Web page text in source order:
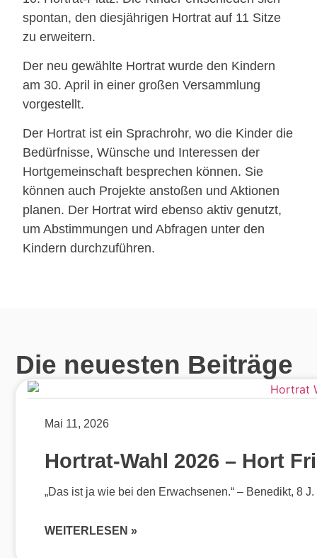
spontan, den diesjährigen Hortrat auf 11 Sitze
zu erweitern.
Der neu gewählte Hortrat wurde den Kindern
am 30. April in einer großen Versammlung
vorgestellt.
Der Hortrat ist ein Sprachrohr, wo die Kinder die
Bedürfnisse, Wünsche und Interessen der
Hortgemeinschaft besprechen können. Sie
können auch Projekte anstoßen und Aktionen
planen. Der Hortrat wird ebenso aktiv genutzt,
um Abstimmungen und Abfragen unter den
Kindern durchzuführen.
Die neuesten Beiträge
Mai 11, 2026
Hortrat-Wahl 2026 – Hort
„Das ist ja wie bei den Erwachsenen.“ – Benedikt, 8
WEITERLESEN »